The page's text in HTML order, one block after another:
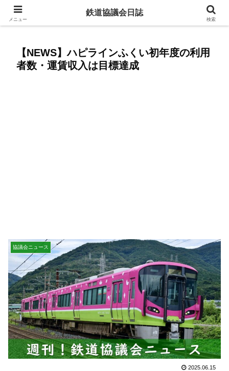
赤字ローカル線を残すために今からできること
【NEWS】ハピラインふくい初年度の利用
者数・運賃収入は目標達成
協議会ニュース
2025.06.15
メニュー
鉄道協議会日誌
検索